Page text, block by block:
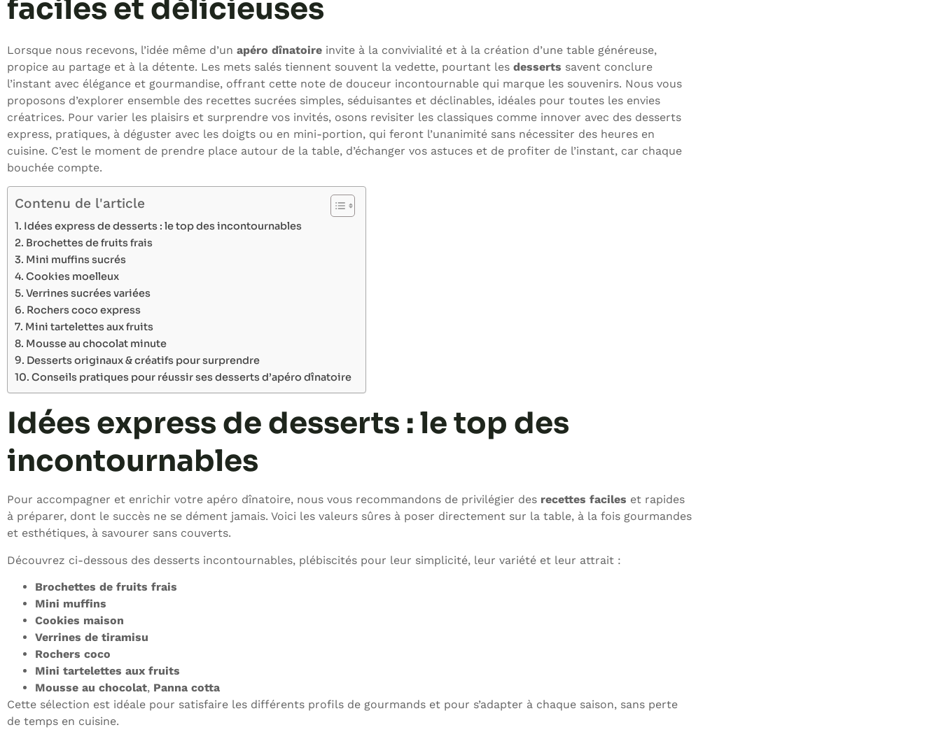
faciles et délicieuses
Lorsque nous recevons, l’idée même d’un apéro dînatoire invite à la convivialité et à la création d’une table généreuse,
propice au partage et à la détente. Les mets salés tiennent souvent la vedette, pourtant les desserts savent conclure
l’instant avec élégance et gourmandise, offrant cette note de douceur incontournable qui marque les souvenirs. Nous vous
proposons d’explorer ensemble des recettes sucrées simples, séduisantes et déclinables, idéales pour toutes les envies
créatrices. Pour varier les plaisirs et surprendre vos invités, osons revisiter les classiques comme innover avec des desserts
express, pratiques, à déguster avec les doigts ou en mini-portion, qui feront l’unanimité sans nécessiter des heures en
cuisine. C’est le moment de prendre place autour de la table, d’échanger vos astuces et de profiter de l’instant, car chaque
bouchée compte.
Contenu de l'article
Idées express de desserts : le top des incontournables
Brochettes de fruits frais
Mini muffins sucrés
Cookies moelleux
Verrines sucrées variées
Rochers coco express
Mini tartelettes aux fruits
Mousse au chocolat minute
Desserts originaux & créatifs pour surprendre
Conseils pratiques pour réussir ses desserts d’apéro dînatoire
Idées express de desserts : le top des
incontournables
Pour accompagner et enrichir votre apéro dînatoire, nous vous recommandons de privilégier des recettes faciles et rapides
à préparer, dont le succès ne se dément jamais. Voici les valeurs sûres à poser directement sur la table, à la fois gourmandes
et esthétiques, à savourer sans couverts.
Découvrez ci-dessous des desserts incontournables, plébiscités pour leur simplicité, leur variété et leur attrait :
Brochettes de fruits frais
Mini muffins
Cookies maison
Verrines de tiramisu
Rochers coco
Mini tartelettes aux fruits
Mousse au chocolat, Panna cotta
Cette sélection est idéale pour satisfaire les différents profils de gourmands et pour s’adapter à chaque saison, sans perte
de temps en cuisine.